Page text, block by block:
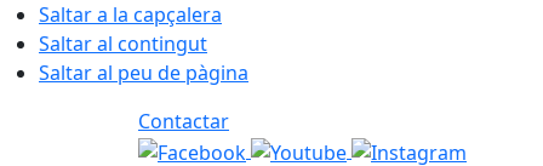
Saltar a la capçalera
Saltar al contingut
Saltar al peu de pàgina
Contactar